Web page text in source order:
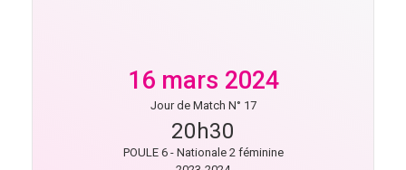
16 mars 2024
Jour de Match N° 17
20h30
POULE 6 - Nationale 2 féminine